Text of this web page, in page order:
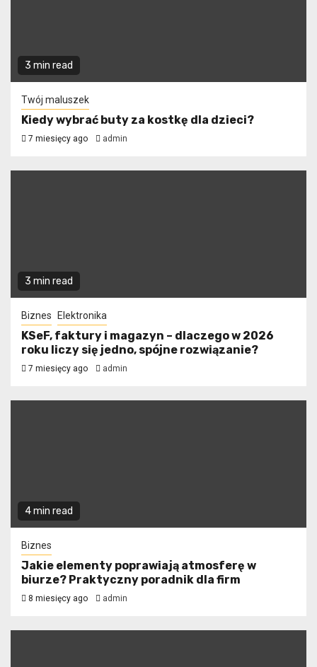
3 min read
Twój maluszek
Kiedy wybrać buty za kostkę dla dzieci?
7 miesięcy ago admin
3 min read
Biznes Elektronika
KSeF, faktury i magazyn – dlaczego w 2026
roku liczy się jedno, spójne rozwiązanie?
7 miesięcy ago admin
4 min read
Biznes
Jakie elementy poprawiają atmosferę w
biurze? Praktyczny poradnik dla firm
8 miesięcy ago admin